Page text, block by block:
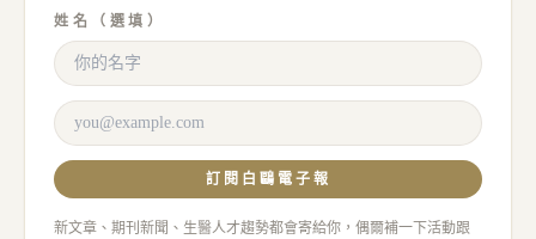
姓名（選填）
訂閱白鷗電子報
新文章、期刊新聞、生醫人才趨勢都會寄給你，偶爾補一下活動跟